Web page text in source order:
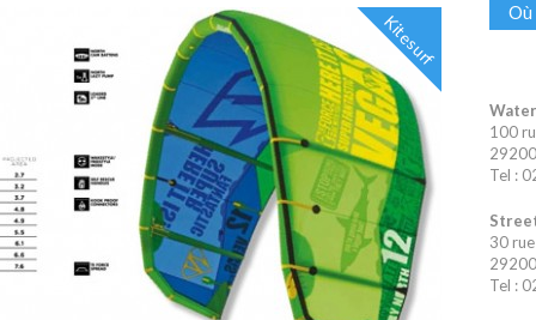
Kitesurf Où
100
Tel :
30
Tel :